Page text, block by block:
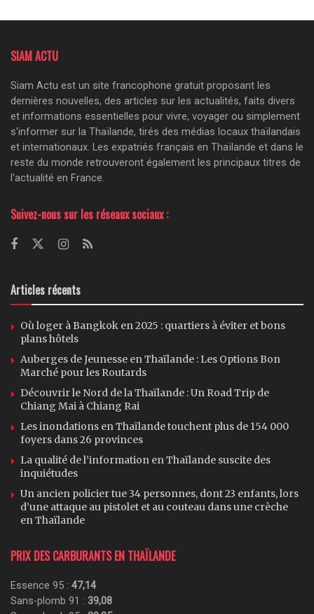
SIAM ACTU
Siam Actu est un site francophone gratuit proposant les
dernières nouvelles, des articles sur les actualités, faits divers
et informations essentielles pour vivre, voyager ou simplement
s'informer sur la Thaïlande, tirés des médias locaux thaïlandais
et internationaux. Les expatriés français en Thaïlande et dans le
reste du monde retrouveront également les principaux titres de
l'actualité en France.
Suivez-nous sur les réseaux sociaux :
Articles récents
Où loger à Bangkok en 2025 : quartiers à éviter et bons
plans hôtels
Auberges de Jeunesse en Thaïlande : Les Options Bon
Marché pour les Routards
Découvrir le Nord de la Thaïlande : Un Road Trip de
Chiang Mai à Chiang Rai
Les inondations en Thaïlande touchent plus de 154 000
foyers dans 26 provinces
La qualité de l’information en Thaïlande suscite des
inquiétudes
Un ancien policier tue 34 personnes, dont 23 enfants, lors
d’une attaque au pistolet et au couteau dans une crèche
en Thaïlande
PRIX DES CARBURANTS EN THAÏLANDE
Essence 95 : 47,14
Sans-plomb 91 : 39,08